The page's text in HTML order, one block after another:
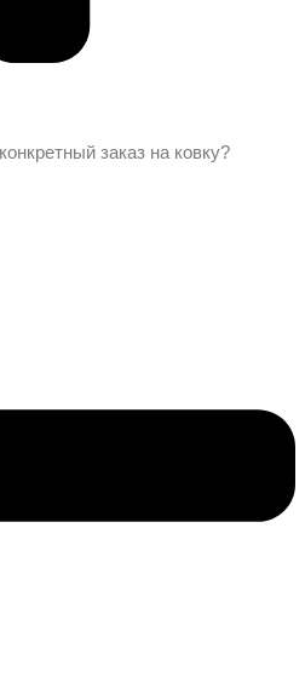
заказ на ковку?